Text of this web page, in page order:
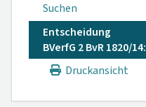
Suchen
Entscheidung
BVerfG 2 BvR 1820/14:
Druckansicht